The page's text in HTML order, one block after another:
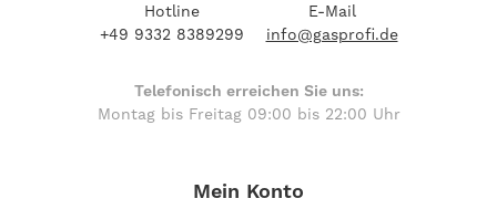
Hotline
+49 9332 8389299
E-Mail
info@gasprofi.de
Telefonisch erreichen Sie uns:
Montag bis Freitag 09:00 bis 22:00 Uhr
Mein Konto